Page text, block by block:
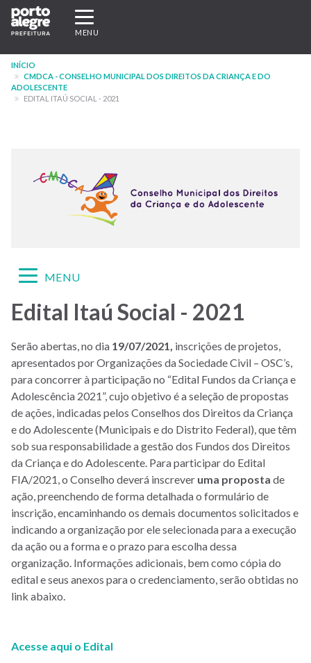
Pular
para
conteúdo
principal
Expandir/recolher
navegação
MENU
INÍCIO
CMDCA - CONSELHO MUNICIPAL DOS DIREITOS DA CRIANÇA E DO
ADOLESCENTE
EDITAL ITAÚ SOCIAL - 2021
Menu
-
Site
CMDCA
Expandir/recolher
MENU
Edital Itaú Social - 2021
Serão abertas, no dia 19/07/2021, inscrições de projetos,
apresentados por Organizações da Sociedade Civil – OSC’s,
para concorrer à participação no “Edital Fundos da Criança e
Adolescência 2021”, cujo objetivo é a seleção de propostas
de ações, indicadas pelos Conselhos dos Direitos da Criança
e do Adolescente (Municipais e do Distrito Federal), que têm
sob sua responsabilidade a gestão dos Fundos dos Direitos
da Criança e do Adolescente. Para participar do Edital
FIA/2021, o Conselho deverá inscrever uma proposta de
ação, preenchendo de forma detalhada o formulário de
inscrição, encaminhando os demais documentos solicitados e
indicando a organização por ele selecionada para a execução
da ação ou a forma e o prazo para escolha dessa
organização. Informações adicionais, bem como cópia do
edital e seus anexos para o credenciamento, serão obtidas no
link abaixo.
Acesse aqui o Edital